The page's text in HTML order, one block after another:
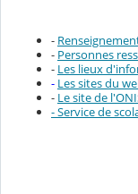
-
- Personnes
- Les lieux
- Les sites du
- Le site de
- Service de